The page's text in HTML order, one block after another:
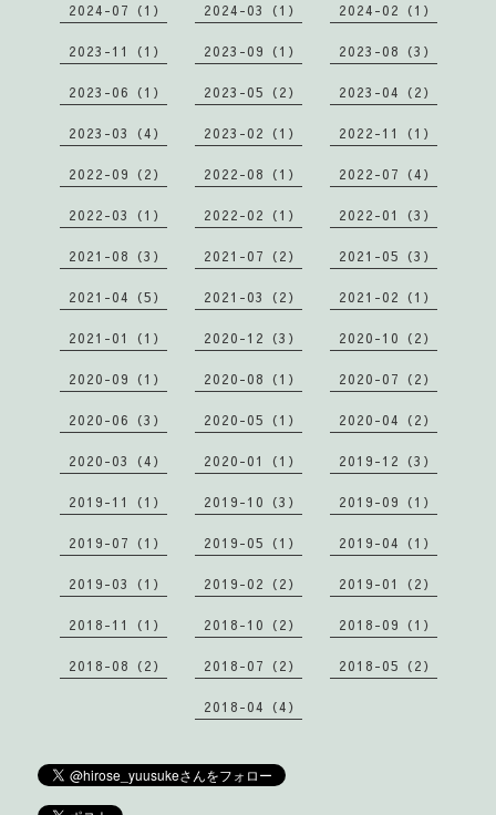
2024-07（1） 2024-03（1） 2024-02（1）
2023-11（1） 2023-09（1） 2023-08（3）
2023-06（1） 2023-05（2） 2023-04（2）
2023-03（4） 2023-02（1） 2022-11（1）
2022-09（2） 2022-08（1） 2022-07（4）
2022-03（1） 2022-02（1） 2022-01（3）
2021-08（3） 2021-07（2） 2021-05（3）
2021-04（5） 2021-03（2） 2021-02（1）
2021-01（1） 2020-12（3） 2020-10（2）
2020-09（1） 2020-08（1） 2020-07（2）
2020-06（3） 2020-05（1） 2020-04（2）
2020-03（4） 2020-01（1） 2019-12（3）
2019-11（1） 2019-10（3） 2019-09（1）
2019-07（1） 2019-05（1） 2019-04（1）
2019-03（1） 2019-02（2） 2019-01（2）
2018-11（1） 2018-10（2） 2018-09（1）
2018-08（2） 2018-07（2） 2018-05（2）
2018-04（4）